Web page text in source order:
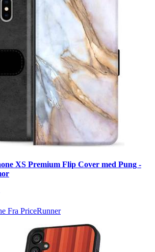
XS Premium Flip Cover med Pung -
Fra PriceRunner